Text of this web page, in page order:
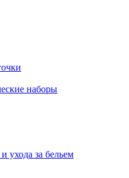
наборы
ухода за бельем